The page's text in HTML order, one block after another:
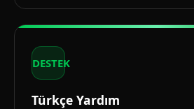
DESTEK
Türkçe Yardım